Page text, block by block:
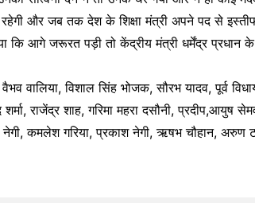
और जब तक देश के शिक्षा मंत्री अपने पद से
आगे जरूरत पड़ी तो केंद्रीय मंत्री धर्मेंद्र प्रधान
वालिया, विशाल सिंह भोजक, सौरभ यादव, पूर्व
राजेंद्र शाह, गरिमा महरा दसौनी, प्रदीप,आयुष
कमलेश गरिया, प्रकाश नेगी, ऋषभ चौहान, अरुण